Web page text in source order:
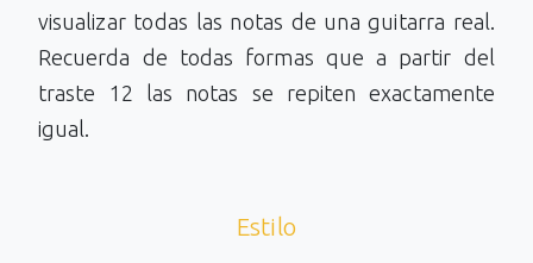
visualizar todas las notas de una guitarra real.
Recuerda de todas formas que a partir del
traste 12 las notas se repiten exactamente
igual.
Estilo